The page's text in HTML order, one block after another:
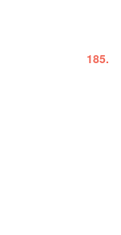
185.